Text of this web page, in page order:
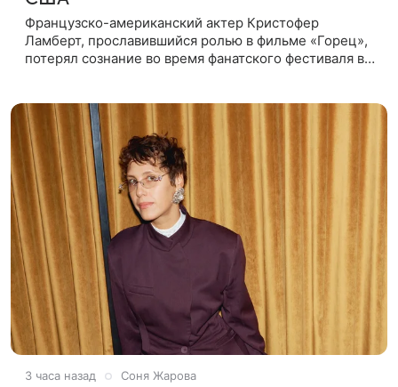
Французско-американский актер Кристофер
Ламберт, прославившийся ролью в фильме «Горец»,
потерял сознание во время фанатского фестиваля в
3 часа назад Соня Жарова